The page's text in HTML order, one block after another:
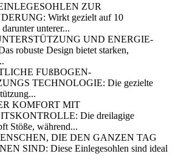
ZUR
Wirkt gezielt auf 10
unterer...
UND ENERGIE-
robuste Design bietet starken,
FUßBOGEN-
TECHNOLOGIE: Die gezielte
KOMFORT MIT
Die dreilagige
Stöße, während...
DIE DEN GANZEN TAG
SIND: Diese Einlegesohlen sind ideal